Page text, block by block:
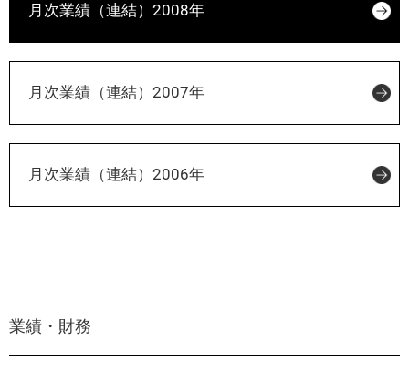
業績・財務
月次業績（連結）2008年
月次業績（連結）2007年
月次業績（連結）2006年